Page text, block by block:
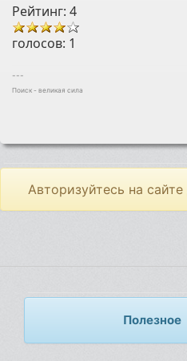
Рейтинг: 4
голосов: 1
---
Поиск - великая сила
Авторизуйтесь на
Полезное